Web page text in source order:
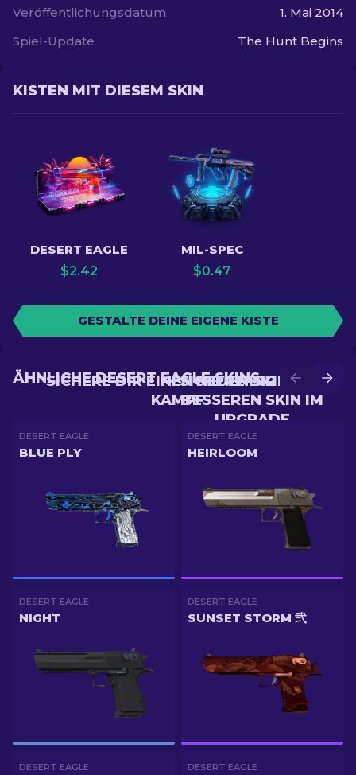
Veröffentlichungsdatum
1. Mai 2014
Spiel-Update
The Hunt Begins
KISTEN MIT DIESEM SKIN
DESERT EAGLE
$2.42
MIL-SPEC
$0.47
GESTALTE DEINE EIGENE KISTE
SICHERE DIR EINEN
BESSEREN SKIN IM
UPGRADE
SICHERE DIR EINEN NEUEN SKIN IM
KAMPF
ÄHNLICHE DESERT EAGLE SKINS
DESERT EAGLE
BLUE PLY
DESERT EAGLE
HEIRLOOM
DESERT EAGLE
NIGHT
DESERT EAGLE
SUNSET STORM 弐
DESERT EAGLE DESERT EAGLE